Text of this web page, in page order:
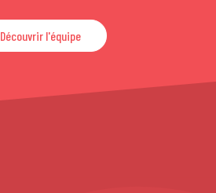
Découvrir l'équipe